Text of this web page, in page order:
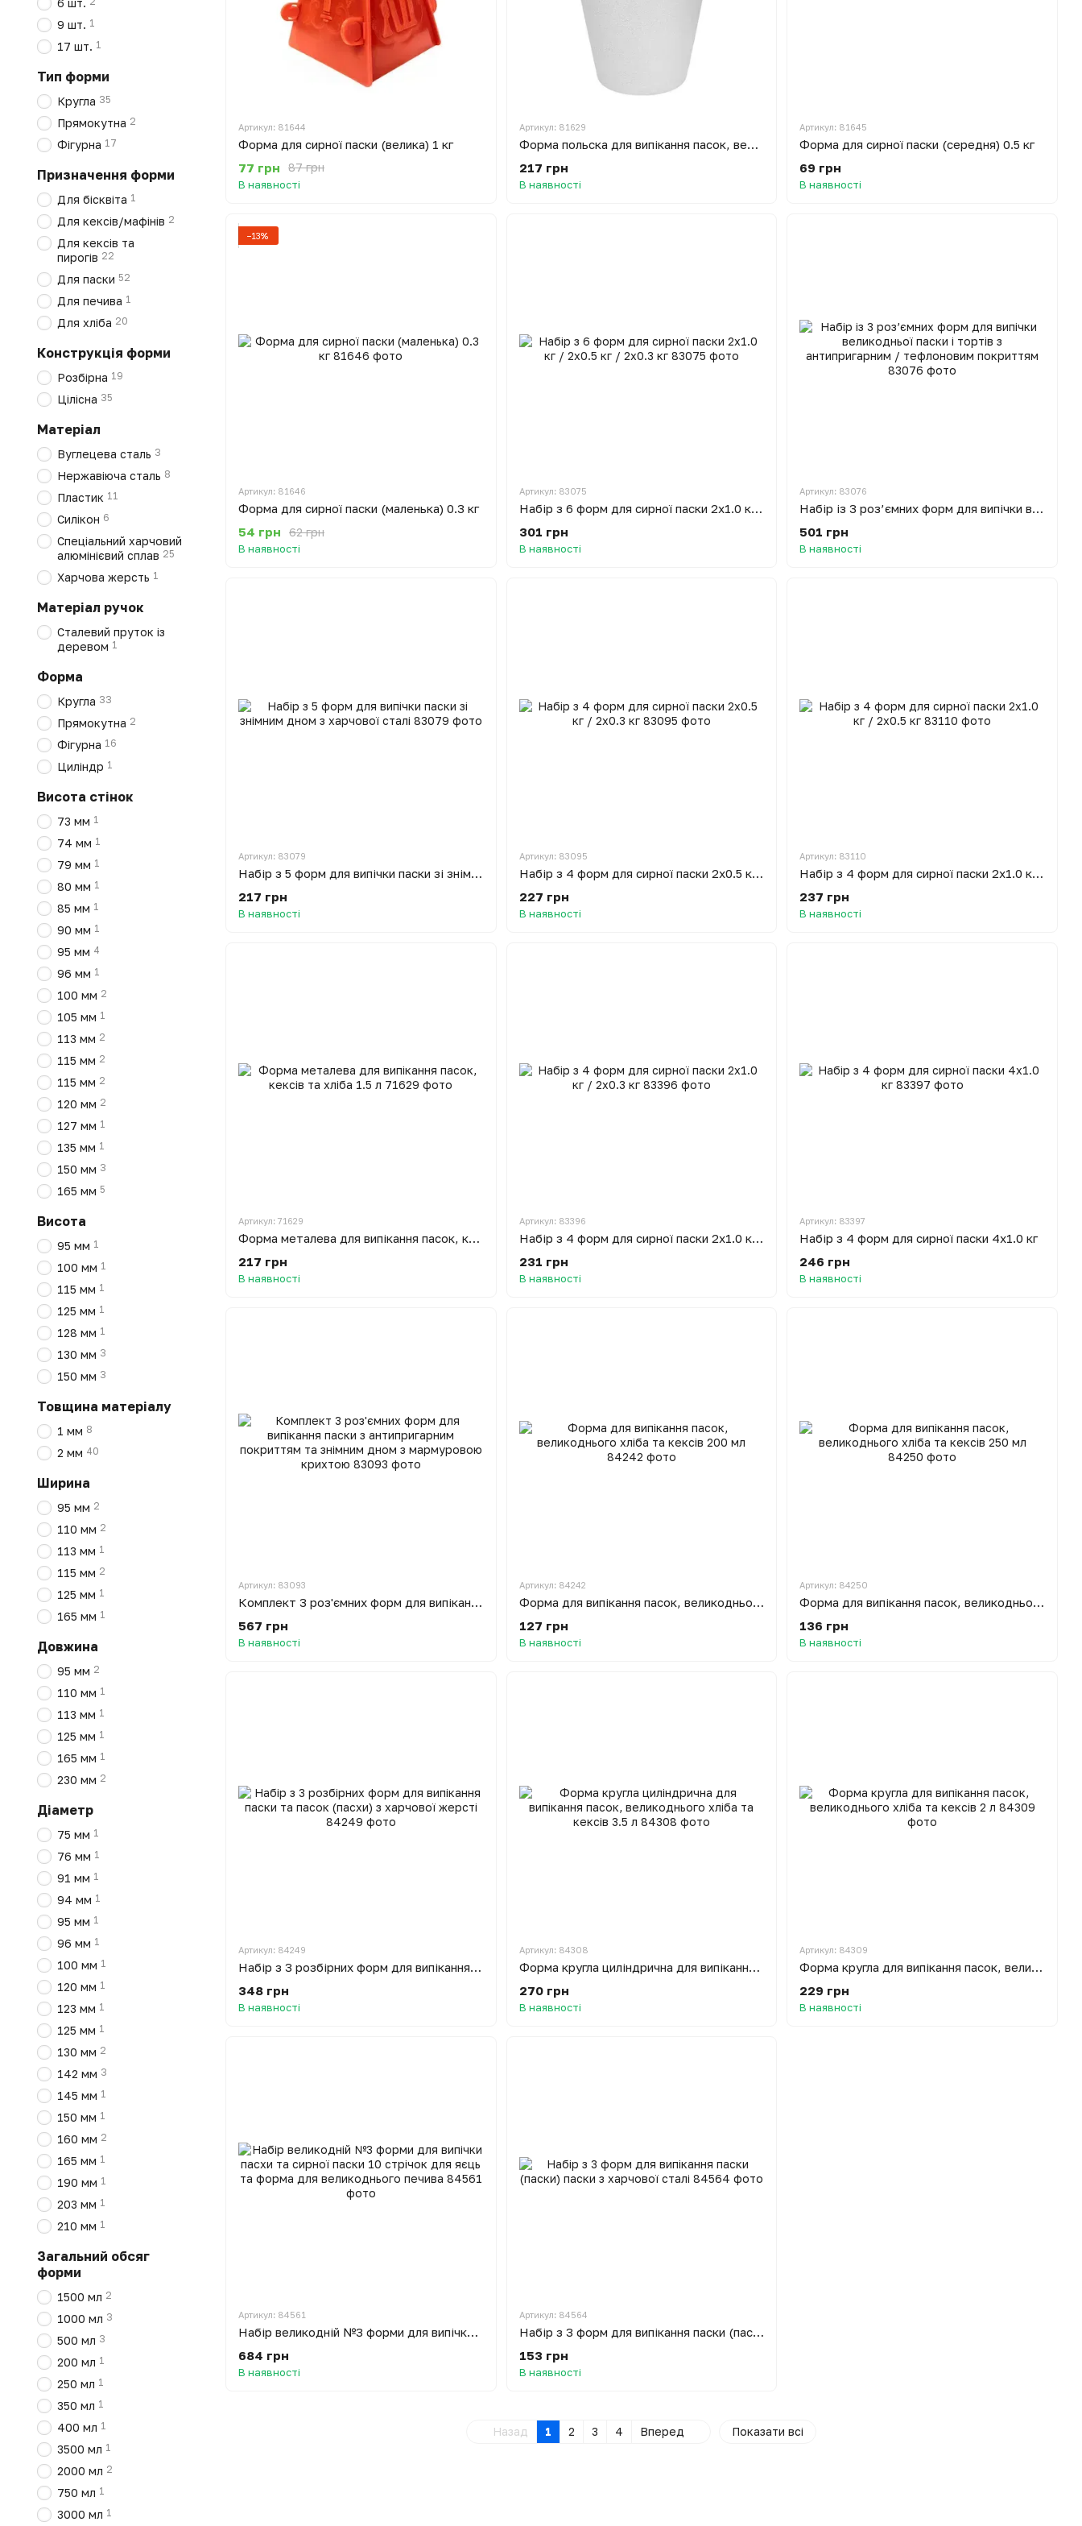
Артикул: 81644
Форма для сирної паски (велика) 1 кг
87 грн
77 грн
В наявності
Артикул: 81629
Форма польска для випікання пасок, великоднього хліба та кексів 1.5 л
217 грн
В наявності
Артикул: 81645
Форма для сирної паски (середня) 0.5 кг
69 грн
В наявності
−13%
Артикул: 81646
Форма для сирної паски (маленька) 0.3 кг
62 грн
54 грн
В наявності
Артикул: 83075
Набір з 6 форм для сирної паски 2x1.0 кг / 2x0.5 кг / 2x0.3 кг
301 грн
В наявності
Артикул: 83076
Набір із 3 роз’ємних форм для випічки великодньої паски і тортів з антипригарним / тефлоновим покриттям
501 грн
В наявності
Артикул: 83079
Набір з 5 форм для випічки паски зі знімним дном з харчової сталі
217 грн
В наявності
Артикул: 83095
Набір з 4 форм для сирної паски 2x0.5 кг / 2x0.3 кг
227 грн
В наявності
Артикул: 83110
Набір з 4 форм для сирної паски 2x1.0 кг / 2x0.5 кг
237 грн
В наявності
Артикул: 71629
Форма металева для випікання пасок, кексів та хліба 1.5 л
217 грн
В наявності
Артикул: 83396
Набір з 4 форм для сирної паски 2x1.0 кг / 2x0.3 кг
231 грн
В наявності
Артикул: 83397
Набір з 4 форм для сирної паски 4x1.0 кг
246 грн
В наявності
Артикул: 83093
Комплект 3 роз'ємних форм для випікання паски з антипригарним покриттям та знімним дном з мармуровою крихтою
567 грн
В наявності
Артикул: 84242
Форма для випікання пасок, великоднього хліба та кексів 200 мл
127 грн
В наявності
Артикул: 84250
Форма для випікання пасок, великоднього хліба та кексів 250 мл
136 грн
В наявності
Артикул: 84249
Набір з 3 розбірних форм для випікання паски та пасок (пасхи) з харчової жерсті
348 грн
В наявності
Артикул: 84308
Форма кругла циліндрична для випікання пасок, великоднього хліба та кексів 3.5 л
270 грн
В наявності
Артикул: 84309
Форма кругла для випікання пасок, великоднього хліба та кексів 2 л
229 грн
В наявності
Артикул: 84561
684 грн
В наявності
Артикул: 84564
Набір з 3 форм для випікання паски (паски) паски з харчової сталі
153 грн
В наявності
Назад 1 2 3 4 Вперед Показати всі
6 шт.
9 шт. 1
17 шт. 1
Тип форми
Кругла 35
Прямокутна 2
Фігурна 17
Призначення форми
Для бісквіта 1
Для кексів/мафінів 2
Для кексів та
пирогів 22
Для паски 52
Для печива 1
Для хліба 20
Конструкція форми
Розбірна 19
Цілісна 35
Матеріал
Вуглецева сталь 3
Нержавіюча сталь 8
Пластик 11
Силікон 6
Спеціальний харчовий
алюмінієвий сплав 25
Харчова жерсть 1
Матеріал ручок
Сталевий пруток із
деревом 1
Форма
Кругла 33
Прямокутна 2
Фігурна 16
Циліндр 1
Висота стінок
73 мм 1
74 мм 1
79 мм 1
80 мм 1
85 мм 1
90 мм 1
95 мм 4
96 мм 1
100 мм 2
105 мм 1
113 мм 2
115 мм 2
115 мм 2
120 мм 2
127 мм 1
135 мм 1
150 мм 3
165 мм 5
Висота
95 мм 1
100 мм 1
115 мм 1
125 мм 1
128 мм 1
130 мм 3
150 мм 3
Товщина матеріалу
1 мм 8
2 мм 40
Ширина
95 мм 2
110 мм 2
113 мм 1
115 мм 2
125 мм 1
165 мм 1
Довжина
95 мм 2
110 мм 1
113 мм 1
125 мм 1
165 мм 1
230 мм 2
Діаметр
75 мм 1
76 мм 1
91 мм 1
94 мм 1
95 мм 1
96 мм 1
100 мм 1
120 мм 1
123 мм 1
125 мм 1
130 мм 2
142 мм 3
145 мм 1
150 мм 1
160 мм 2
165 мм 1
190 мм 1
203 мм 1
210 мм 1
Загальний обсяг
форми
1500 мл 2
1000 мл 3
500 мл 3
200 мл 1
250 мл 1
350 мл 1
400 мл 1
3500 мл 1
2000 мл 2
750 мл 1
3000 мл 1